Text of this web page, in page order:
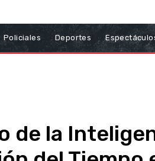
Policiales Deportes
de la